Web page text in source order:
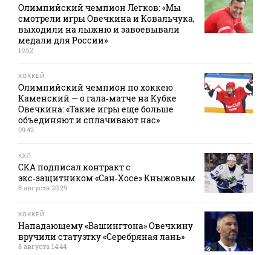
Олимпийский чемпион Легков: «Мы
смотрели игры Овечкина и Ковальчука,
выходили на лыжню и завоевывали
медали для России»
10:52
ХОККЕЙ
Олимпийский чемпион по хоккею
Каменский — о гала‑матче на Кубке
Овечкина: «Такие игры еще больше
объединяют и сплачивают нас»
09:42
КХЛ
СКА подписал контракт с
экс‑защитником «Сан‑Хосе» Кныжовым
8 августа 20:29
ХОККЕЙ
Нападающему «Вашингтона» Овечкину
вручили статуэтку «Серебряная лань»
8 августа 14:44